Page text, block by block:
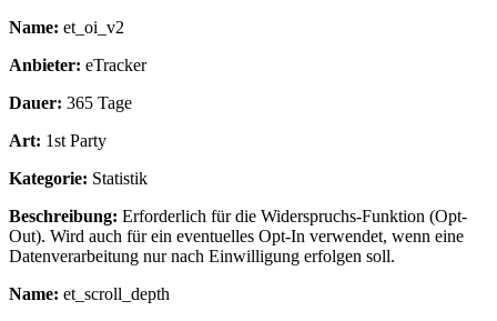
Name: et_oi_v2
Anbieter: eTracker
Dauer: 365 Tage
Art: 1st Party
Kategorie: Statistik
Beschreibung: Erforderlich für die Widerspruchs-Funktion (Opt-
Out). Wird auch für ein eventuelles Opt-In verwendet, wenn eine
Datenverarbeitung nur nach Einwilligung erfolgen soll.
Name: et_scroll_depth